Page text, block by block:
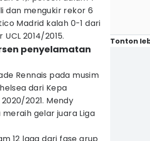
dan mengukir rekor 6
Madrid kalah 0-1 dari
2014/2015.
penyelamatan
Rennais pada musim
dari Kepa
2021. Mendy
gelar juara Liga
Tonton